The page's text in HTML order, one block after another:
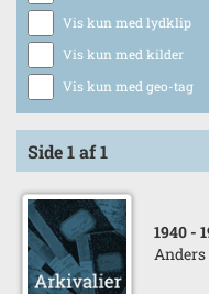
Vis kun med lydklip
Vis kun med kilder
Vis kun med geo-tag
Side 1 af 1
1940 -